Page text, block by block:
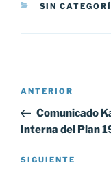
CATEGORÍAS
SIN
Navegación
entradas
Entrada
anterior:
ANTERIOR
Comunicado
Interna del Plan
Siguiente
SIGUIENTE